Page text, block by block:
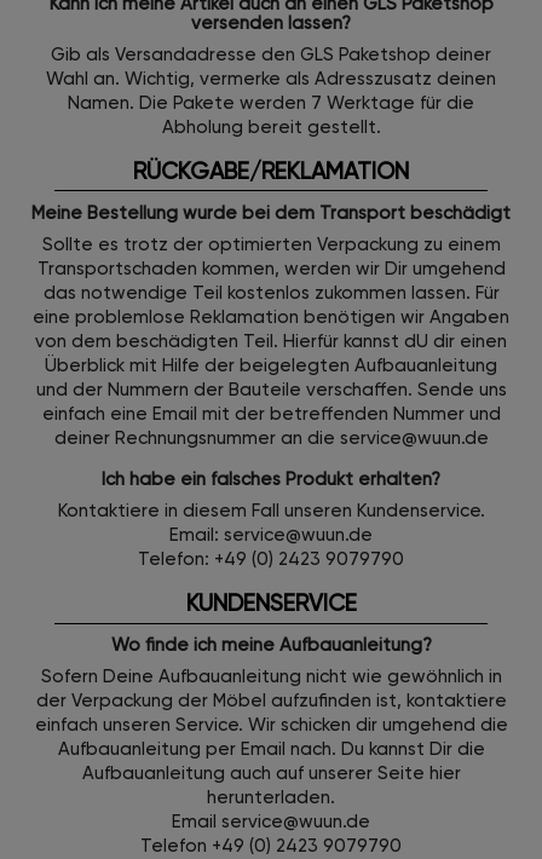
versenden lassen?
Gib als Versandadresse den GLS Paketshop deiner
Wahl an. Wichtig, vermerke als Adresszusatz deinen
Namen. Die Pakete werden 7 Werktage für die
Abholung bereit gestellt.
RÜCKGABE/REKLAMATION
Meine Bestellung wurde bei dem Transport beschädigt
Sollte es trotz der optimierten Verpackung zu einem
Transportschaden kommen, werden wir Dir umgehend
das notwendige Teil kostenlos zukommen lassen. Für
eine problemlose Reklamation benötigen wir Angaben
von dem beschädigten Teil. Hierfür kannst dU dir einen
Überblick mit Hilfe der beigelegten Aufbauanleitung
und der Nummern der Bauteile verschaffen. Sende uns
einfach eine Email mit der betreffenden Nummer und
deiner Rechnungsnummer an die service@wuun.de
Ich habe ein falsches Produkt erhalten?
Kontaktiere in diesem Fall unseren Kundenservice.
Email: service@wuun.de
Telefon: +49 (0) 2423 9079790
KUNDENSERVICE
Wo finde ich meine Aufbauanleitung?
Sofern Deine Aufbauanleitung nicht wie gewöhnlich in
der Verpackung der Möbel aufzufinden ist, kontaktiere
einfach unseren Service. Wir schicken dir umgehend die
Aufbauanleitung per Email nach. Du kannst Dir die
Aufbauanleitung auch auf unserer Seite hier
herunterladen.
Email service@wuun.de
Telefon +49 (0) 2423 9079790